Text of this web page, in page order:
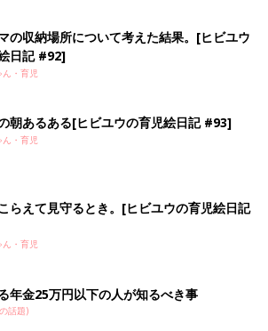
の収納場所について考えた結果。[ヒビユウ
日記 #92]
ん・育児
朝あるある[ヒビユウの育児絵日記 #93]
ん・育児
らえて見守るとき。[ヒビユウの育児絵日記
ん・育児
年金25万円以下の人が知るべき事
話題)